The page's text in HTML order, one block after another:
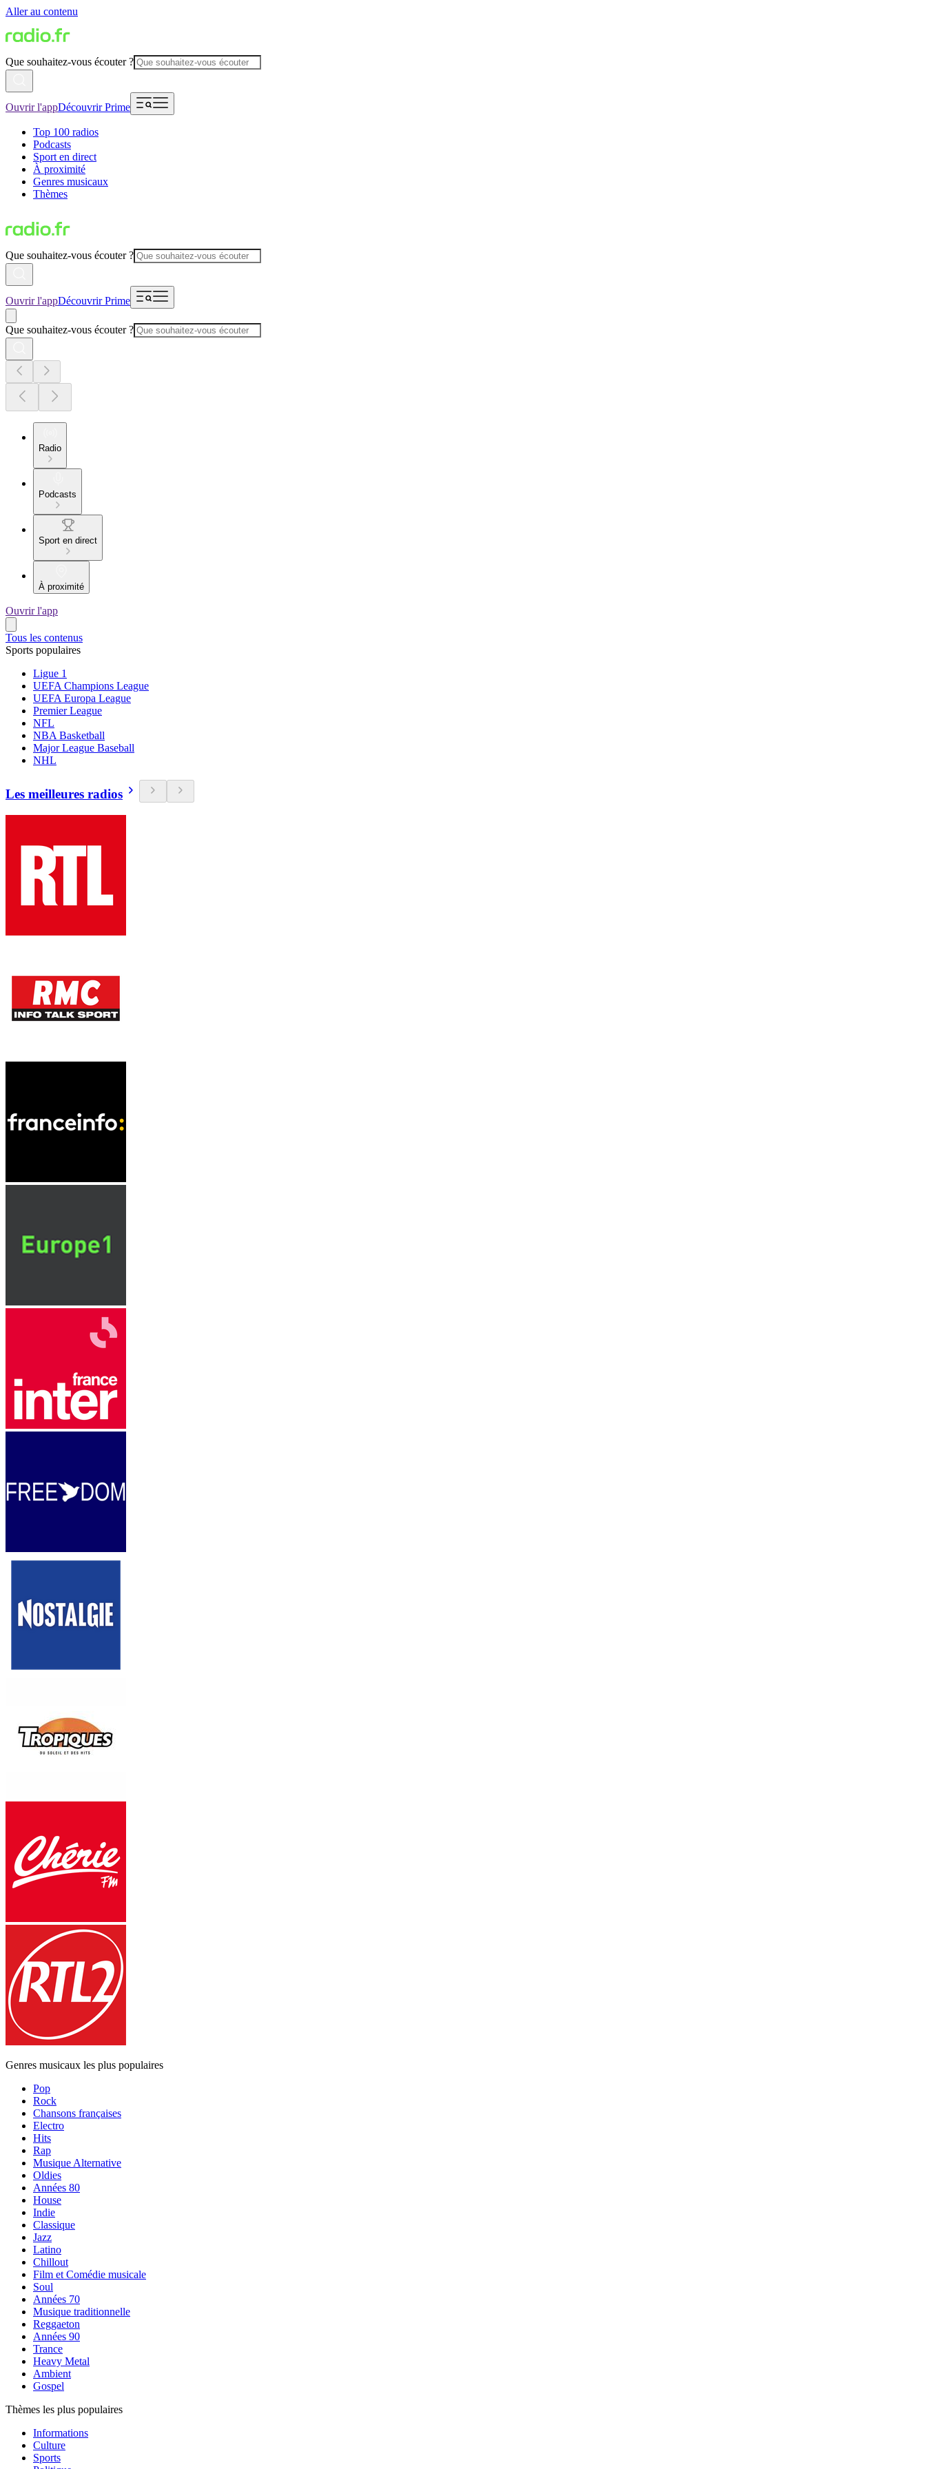
Aller au contenu
Que souhaitez-vous écouter ?
Ouvrir l'appDécouvrir Prime
Top 100 radios
Podcasts
Sport en direct
À proximité
Genres musicaux
Thèmes
Que souhaitez-vous écouter ?
Ouvrir l'appDécouvrir Prime
Que souhaitez-vous écouter ?
Radio
Podcasts
Sport en direct
À proximité
Ouvrir l'app
Tous les contenus
Sports populaires
Ligue 1
UEFA Champions League
UEFA Europa League
Premier League
NFL
NBA Basketball
Major League Baseball
NHL
Les meilleures radios
Genres musicaux les plus populaires
Pop
Rock
Chansons françaises
Electro
Hits
Rap
Musique Alternative
Oldies
Années 80
House
Indie
Classique
Jazz
Latino
Chillout
Film et Comédie musicale
Soul
Années 70
Musique traditionnelle
Reggaeton
Années 90
Trance
Heavy Metal
Ambient
Gospel
Thèmes les plus populaires
Informations
Culture
Sports